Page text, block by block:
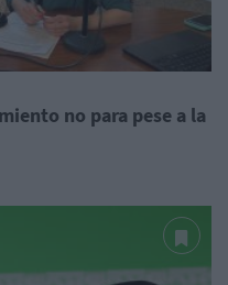
no para pese a la